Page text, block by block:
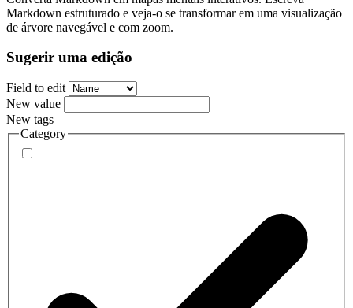
Markdown estruturado e veja-o se transformar em uma visualização
de árvore navegável e com zoom.
Sugerir uma edição
Field to edit
New value
New tags
Category